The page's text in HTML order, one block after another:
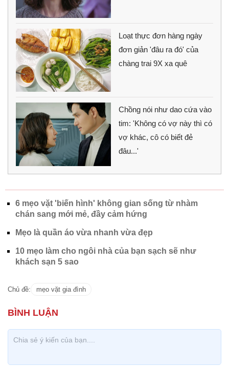
Loạt thực đơn hàng ngày
đơn giản 'đâu ra đó' của
chàng trai 9X xa quê
Chồng nói như dao cứa vào
tim: 'Không có vợ này thì có
vợ khác, cô có biết đẻ
đâu...'
6 mẹo vặt 'biến hình' không gian sống từ nhàm
chán sang mới mẻ, đầy cảm hứng
Mẹo là quần áo vừa nhanh vừa đẹp
10 mẹo làm cho ngôi nhà của bạn sạch sẽ như
khách sạn 5 sao
Chủ đề: mẹo vặt gia đình